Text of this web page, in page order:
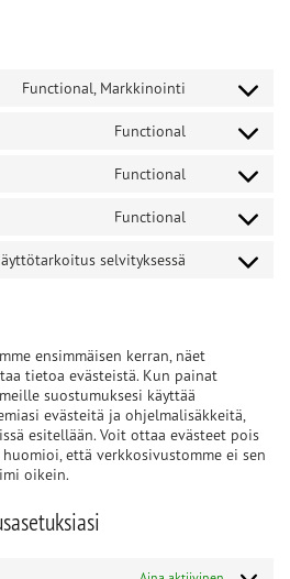
Functional, Markkinointi
Consent
service
Functional
Consent
service
Functional
Consent
service
Functional
Consent
service
selvityksessä
Consent
ensimmäisen kerran, näet
tietoa evästeistä. Kun painat
suostumuksesi käyttää
evästeitä ja ohjelmalisäkkeitä,
esitellään. Voit ottaa evästeet pois
että verkkosivustomme ei sen
oikein.